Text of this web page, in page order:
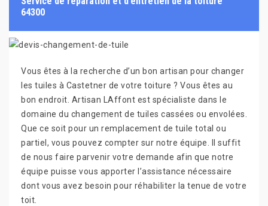
64300
Vous êtes à la recherche d’un bon artisan pour changer
les tuiles à Castetner de votre toiture ? Vous êtes au
bon endroit. Artisan LAffont est spécialiste dans le
domaine du changement de tuiles cassées ou envolées.
Que ce soit pour un remplacement de tuile total ou
partiel, vous pouvez compter sur notre équipe. Il suffit
de nous faire parvenir votre demande afin que notre
équipe puisse vous apporter l’assistance nécessaire
dont vous avez besoin pour réhabiliter la tenue de votre
toit.